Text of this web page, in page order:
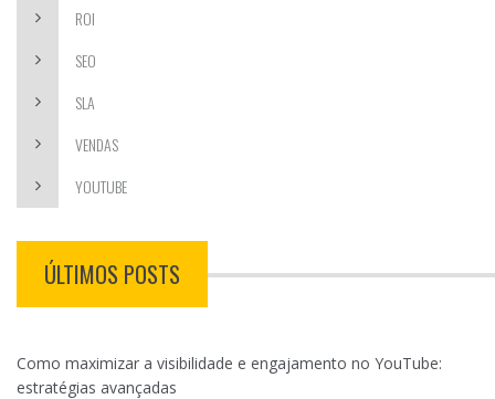
ROI
SEO
SLA
VENDAS
YOUTUBE
ÚLTIMOS POSTS
Como maximizar a visibilidade e engajamento no YouTube:
estratégias avançadas